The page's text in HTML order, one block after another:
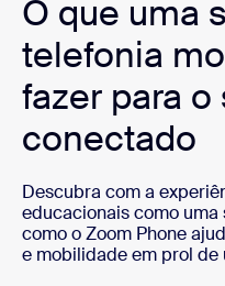
O que uma
telefonia
fazer para
conectado
Descubra com a
educacionais como
como o Zoom Phone
e mobilidade em prol